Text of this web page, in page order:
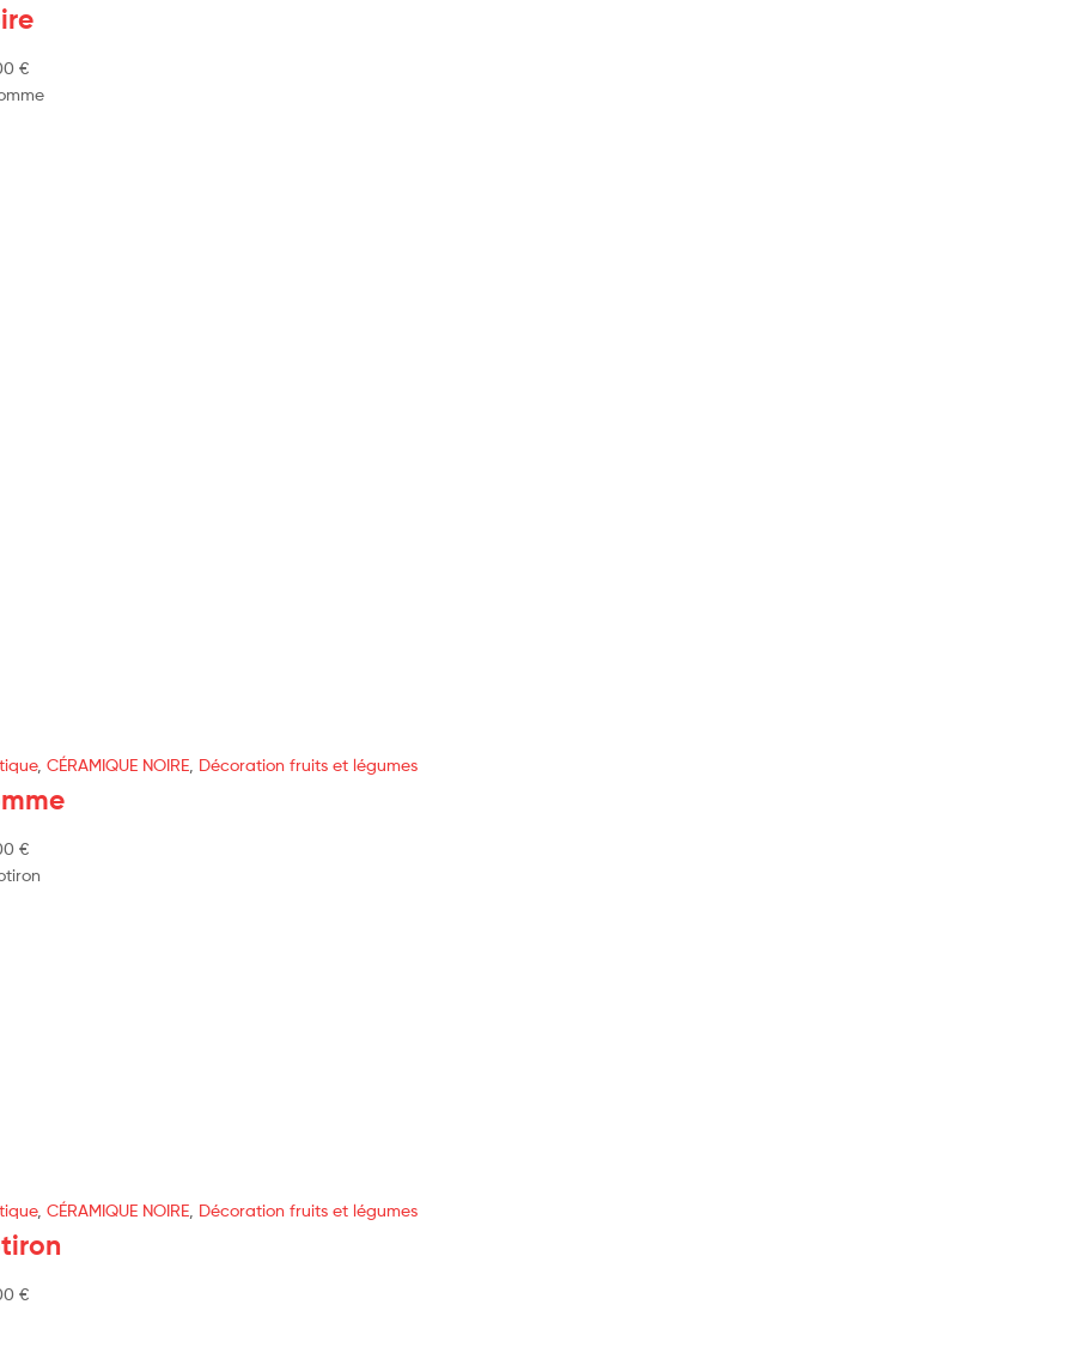
€
, CÉRAMIQUE NOIRE Décoration fruits et légumes
€
, CÉRAMIQUE NOIRE Décoration fruits et légumes
€